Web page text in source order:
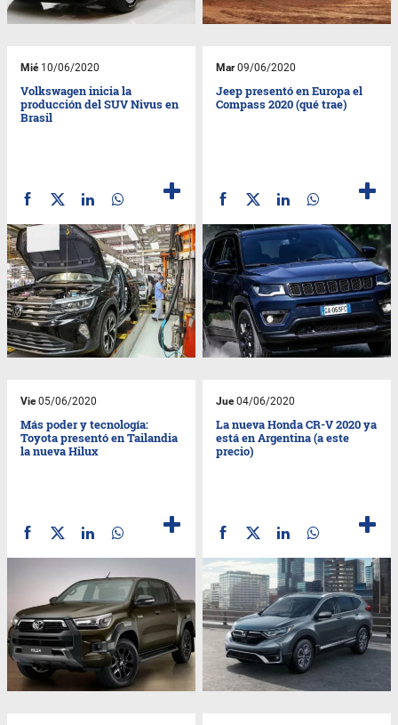
Mié10/06/2020
Volkswagen inicia la
producción del SUV Nivus en
Brasil
Mar09/06/2020
Jeep presentó en Europa el
Compass 2020 (qué trae)
Vie05/06/2020
Más poder y tecnología:
Toyota presentó en Tailandia
la nueva Hilux
Jue04/06/2020
La nueva Honda CR-V 2020 ya
está en Argentina (a este
precio)